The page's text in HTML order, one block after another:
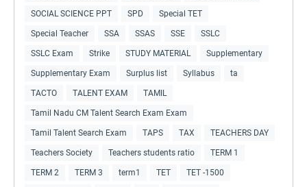
SOCIAL SCIENCE PPT SPD Special TET
Special Teacher SSA SSAS SSE SSLC
SSLC Exam Strike STUDY MATERIAL Supplementary
Supplementary Exam Surplus list Syllabus ta
TACTO TALENT EXAM TAMIL
Tamil Nadu CM Talent Search Exam Exam
Tamil Talent Search Exam TAPS TAX TEACHERS DAY
Teachers Society Teachers students ratio TERM 1
TERM 2 TERM 3 term1 TET TET -1500